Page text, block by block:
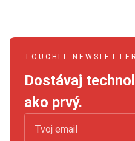
TOUCHIT NEWSLETTER
Dostávaj
ako prvý.